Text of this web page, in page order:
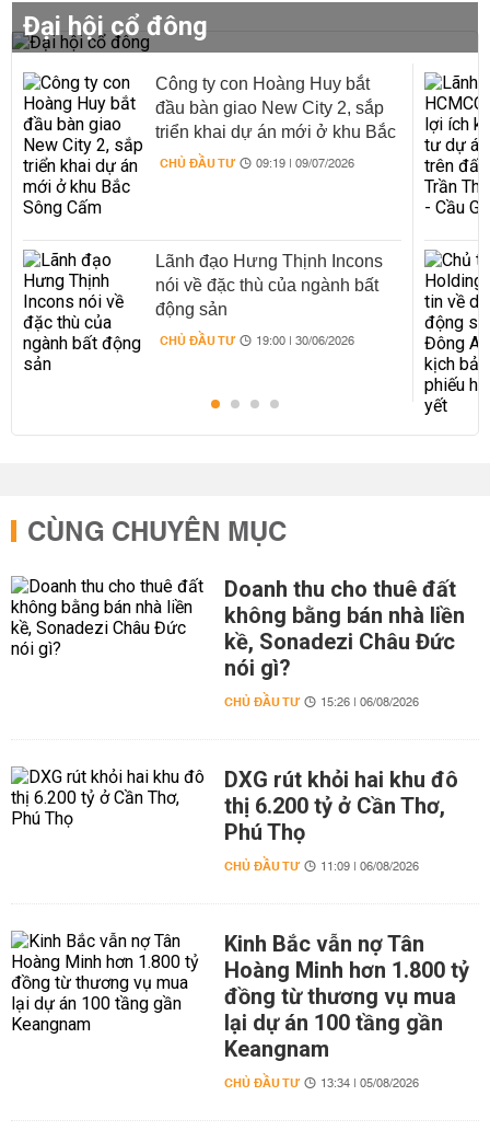
Đại hội cổ đông
Công ty con Hoàng Huy bắt
đầu bàn giao New City 2, sắp
triển khai dự án mới ở khu Bắc
Sông Cấm
CHỦ ĐẦU TƯ 09:19 | 09/07/2026
Lãnh đạo Hưng Thịnh Incons
nói về đặc thù của ngành bất
động sản
CHỦ ĐẦU TƯ 19:00 | 30/06/2026
CÙNG CHUYÊN MỤC
Doanh thu cho thuê đất
không bằng bán nhà liền
kề, Sonadezi Châu Đức
nói gì?
CHỦ ĐẦU TƯ 15:26 | 06/08/2026
DXG rút khỏi hai khu đô
thị 6.200 tỷ ở Cần Thơ,
Phú Thọ
CHỦ ĐẦU TƯ 11:09 | 06/08/2026
Kinh Bắc vẫn nợ Tân
Hoàng Minh hơn 1.800 tỷ
đồng từ thương vụ mua
lại dự án 100 tầng gần
Keangnam
CHỦ ĐẦU TƯ 13:34 | 05/08/2026